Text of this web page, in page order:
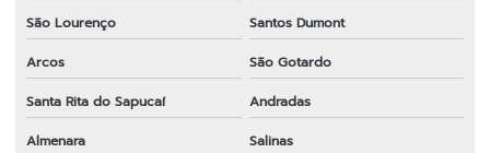
São Lourenço
Santos Dumont
Arcos
São Gotardo
Santa Rita do Sapucaí
Andradas
Almenara
Salinas